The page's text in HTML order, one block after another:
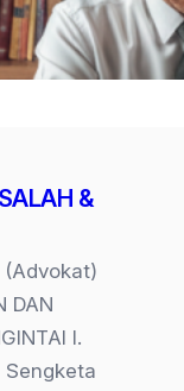
&
(Advokat)
DAN
I.
Sengketa